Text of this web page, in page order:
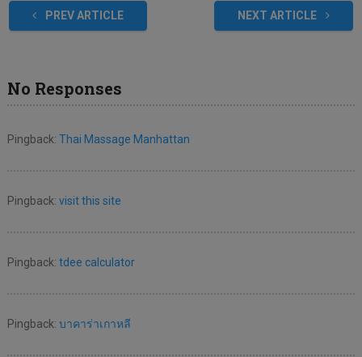
PREV ARTICLE NEXT ARTICLE
No Responses
Pingback: Thai Massage Manhattan
Pingback: visit this site
Pingback: tdee calculator
Pingback: บาคาร่าเกาหลี